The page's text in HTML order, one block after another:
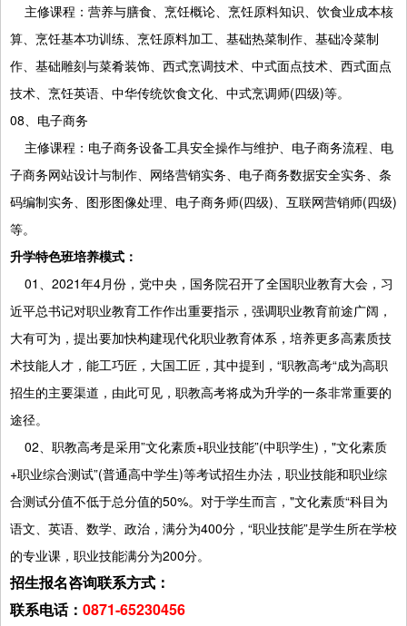
主修课程：营养与膳食、烹饪概论、烹饪原料知识、饮食业成本核
算、烹饪基本功训练、烹饪原料加工、基础热菜制作、基础冷菜制
作、基础雕刻与菜肴装饰、西式烹调技术、中式面点技术、西式面点
技术、烹饪英语、中华传统饮食文化、中式烹调师(四级)等。
08、电子商务
主修课程：电子商务设备工具安全操作与维护、电子商务流程、电
子商务网站设计与制作、网络营销实务、电子商务数据安全实务、条
码编制实务、图形图像处理、电子商务师(四级)、互联网营销师(四级)
等。
升学特色班培养模式：
01、2021年4月份，党中央，国务院召开了全国职业教育大会，习
近平总书记对职业教育工作作出重要指示，强调职业教育前途广阔，
大有可为，提出要加快构建现代化职业教育体系，培养更多高素质技
术技能人才，能工巧匠，大国工匠，其中提到，“职教高考“成为高职
招生的主要渠道，由此可见，职教高考将成为升学的一条非常重要的
途径。
02、职教高考是采用”文化素质+职业技能”(中职学生)，"文化素质
+职业综合测试”(普通高中学生)等考试招生办法，职业技能和职业综
合测试分值不低于总分值的50%。对于学生而言，"文化素质“科目为
语文、英语、数学、政治，满分为400分，“职业技能”是学生所在学校
的专业课，职业技能满分为200分。
招生报名咨询联系方式：
联系电话： 0871-65230456